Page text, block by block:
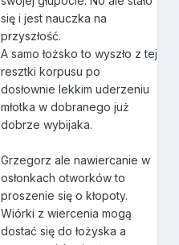
się i jest nauczka na
przyszłość.
A samo łożsko to wyszło z tej
resztki korpusu po
dosłownie lekkim uderzeniu
młotka w dobranego już
dobrze wybijaka.
Grzegorz ale nawiercanie w
osłonkach otworków to
proszenie się o kłopoty.
Wiórki z wiercenia mogą
dostać się do łożyska a